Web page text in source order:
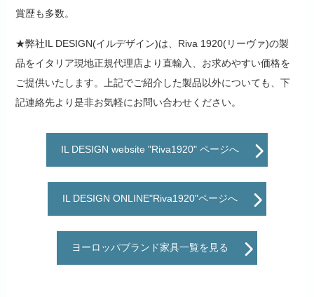
賞歴も多数。
★弊社IL DESIGN(イルデザイン)は、Riva 1920(リーヴァ)の製
品をイタリア現地正規代理店より直輸入、お求めやすい価格を
ご提供いたします。上記でご紹介した製品以外についても、下
記連絡先より是非お気軽にお問い合わせください。
IL DESIGN website "Riva1920" ページへ
IL DESIGN ONLINE"Riva1920"ページへ
ヨーロッパブランド家具一覧を見る